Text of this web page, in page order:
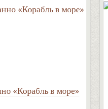
«Корабль в море»